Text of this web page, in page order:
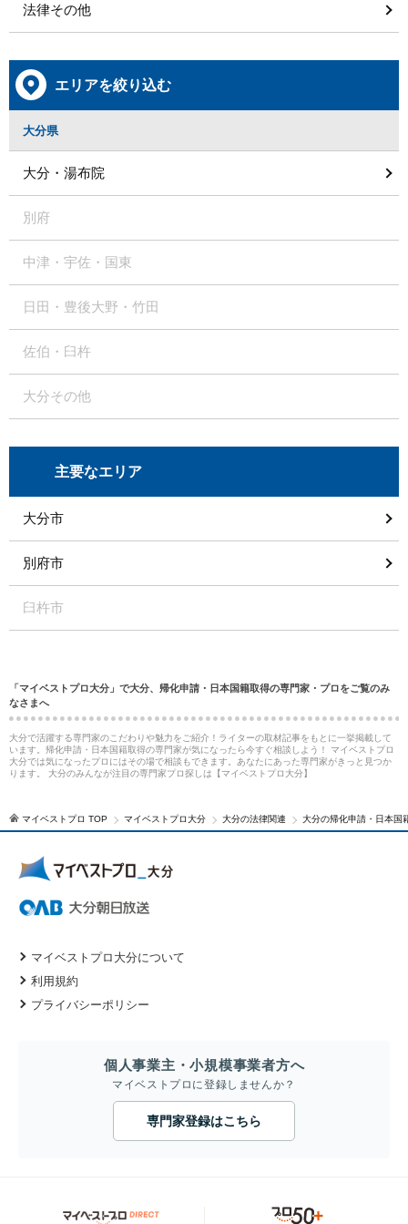
法律その他
エリアを絞り込む
大分県
大分・湯布院
別府
中津・宇佐・国東
日田・豊後大野・竹田
佐伯・臼杵
大分その他
主要なエリア
大分市
別府市
臼杵市
「マイベストプロ大分」で大分、帰化申請・日本国籍取得の専門家・プロをご覧のみ
なさまへ
大分で活躍する専門家のこだわりや魅力をご紹介！ライターの取材記事をもとに一挙掲載して
います。帰化申請・日本国籍取得の専門家が気になったら今すぐ相談しよう！ マイベストプロ
大分では気になったプロにはその場で相談もできます。あなたにあった専門家がきっと見つか
ります。 大分のみんなが注目の専門家プロ探しは【マイベストプロ大分】
マイベストプロ TOP マイベストプロ大分 大分の法律関連 大分の帰化申請・日本国
マイベストプロ大分について
利用規約
プライバシーポリシー
個人事業主・小規模事業者方へ
マイベストプロに登録しませんか？
専門家登録はこちら